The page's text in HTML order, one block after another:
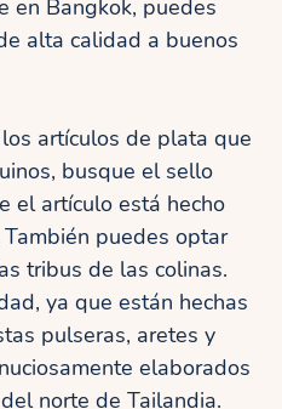
en Bangkok, puedes
alta calidad a buenos
artículos de plata que
busque el sello
el artículo está hecho
puedes optar
tribus de las colinas.
ya que están hechas
pulseras, aretes y
elaborados
norte de Tailandia.